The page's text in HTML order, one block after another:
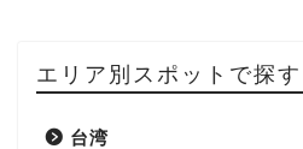
エリア別スポットで探す
台湾